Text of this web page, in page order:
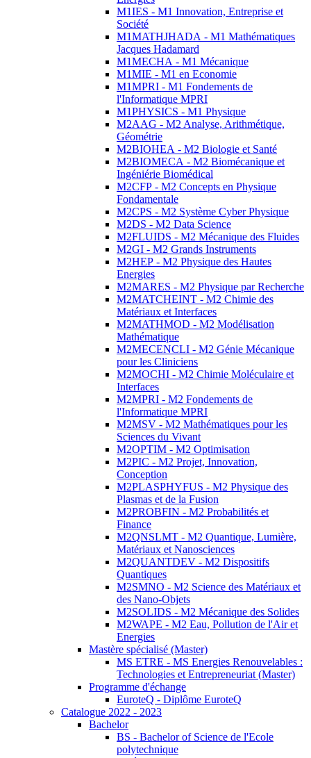
M1IES - M1 Innovation, Entreprise et
Société
M1MATHJHADA - M1 Mathématiques
Jacques Hadamard
M1MECHA - M1 Mécanique
M1MIE - M1 en Economie
M1MPRI - M1 Fondements de
l'Informatique MPRI
M1PHYSICS - M1 Physique
M2AAG - M2 Analyse, Arithmétique,
Géométrie
M2BIOHEA - M2 Biologie et Santé
M2BIOMECA - M2 Biomécanique et
Ingéniérie Biomédical
M2CFP - M2 Concepts en Physique
Fondamentale
M2CPS - M2 Système Cyber Physique
M2DS - M2 Data Science
M2FLUIDS - M2 Mécanique des Fluides
M2GI - M2 Grands Instruments
M2HEP - M2 Physique des Hautes
Energies
M2MARES - M2 Physique par Recherche
M2MATCHEINT - M2 Chimie des
Matériaux et Interfaces
M2MATHMOD - M2 Modélisation
Mathématique
M2MECENCLI - M2 Génie Mécanique
pour les Cliniciens
M2MOCHI - M2 Chimie Moléculaire et
Interfaces
M2MPRI - M2 Fondements de
l'Informatique MPRI
M2MSV - M2 Mathématiques pour les
Sciences du Vivant
M2OPTIM - M2 Optimisation
M2PIC - M2 Projet, Innovation,
Conception
M2PLASPHYFUS - M2 Physique des
Plasmas et de la Fusion
M2PROBFIN - M2 Probabilités et
Finance
M2QNSLMT - M2 Quantique, Lumière,
Matériaux et Nanosciences
M2QUANTDEV - M2 Dispositifs
Quantiques
M2SMNO - M2 Science des Matériaux et
des Nano-Objets
M2SOLIDS - M2 Mécanique des Solides
M2WAPE - M2 Eau, Pollution de l'Air et
Energies
Mastère spécialisé (Master)
MS ETRE - MS Energies Renouvelables :
Technologies et Entrepreneuriat (Master)
Programme d'échange
EuroteQ - Diplôme EuroteQ
Catalogue 2022 - 2023
Bachelor
BS - Bachelor of Science de l'Ecole
polytechnique